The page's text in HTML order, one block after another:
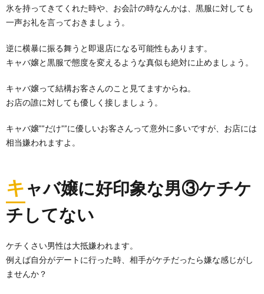
氷を持ってきてくれた時や、お会計の時なんかは、黒服に対しても
一声お礼を言っておきましょう。
逆に横暴に振る舞うと即退店になる可能性もあります。
キャバ嬢と黒服で態度を変えるような真似も絶対に止めましょう。
キャバ嬢って結構お客さんのこと見てますからね。
お店の誰に対しても優しく接しましょう。
キャバ嬢””だけ””に優しいお客さんって意外に多いですが、お店には
相当嫌われますよ。
キ ャバ嬢に好印象な男③ケチケ
チしてない
ケチくさい男性は大抵嫌われます。
例えば自分がデートに行った時、相手がケチだったら嫌な感じがし
ませんか？